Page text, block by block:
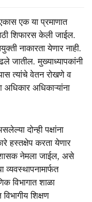
एक या प्रमाणात
शिफारस केली जाईल.
नाकारता येणार नाही.
जातील. मुख्याध्यापकांनी
त्यांचे वेतन रोखणे व
अधिकाऱ्यांना
दोन्ही पक्षांना
हस्तक्षेप करता येणार
नेमला जाईल, असे
विभागात शाळा
शिक्षण